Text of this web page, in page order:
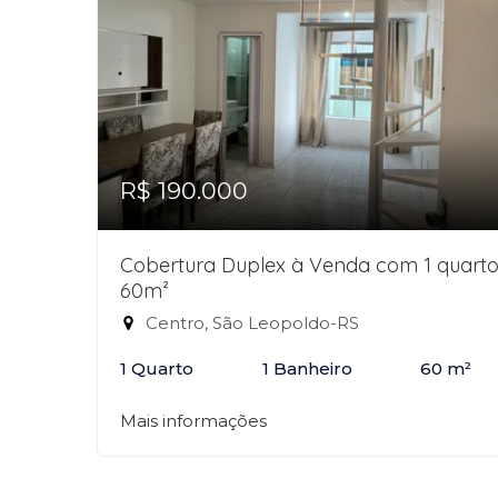
R$ 190.000
Cobertura Duplex à Venda com 1
60m²
Centro, São Leopoldo-RS
1 Quarto 1 Banheiro 60 m²
Mais informações